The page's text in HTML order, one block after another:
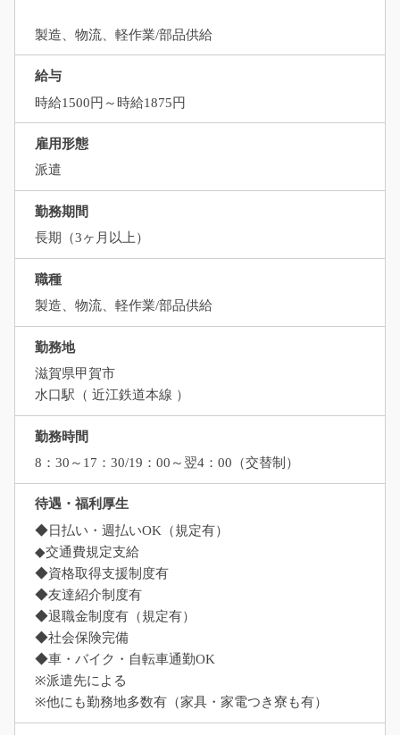
製造、物流、軽作業/部品供給
給与
時給1500円～時給1875円
雇用形態
派遣
勤務期間
長期（3ヶ月以上）
職種
製造、物流、軽作業/部品供給
勤務地
滋賀県甲賀市
水口駅（ 近江鉄道本線 ）
勤務時間
8：30～17：30/19：00～翌4：00（交替制）
待遇・福利厚生
◆日払い・週払いOK（規定有）
◆交通費規定支給
◆資格取得支援制度有
◆友達紹介制度有
◆退職金制度有（規定有）
◆社会保険完備
◆車・バイク・自転車通勤OK
※派遣先による
※他にも勤務地多数有（家具・家電つき寮も有）